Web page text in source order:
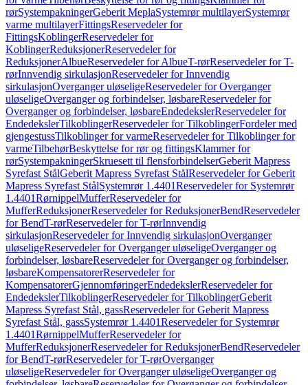
rørSystempakningerGeberit MeplaSystemrør multilayerSystemrør
varme multilayerFittingsReservedeler for
FittingsKoblingerReservedeler for
KoblingerReduksjonerReservedeler for
ReduksjonerAlbueReservedeler for AlbueT-rørReservedeler for T-
rørInnvendig sirkulasjonReservedeler for Innvendig
sirkulasjonOverganger uløseligeReservedeler for Overganger
uløseligeOverganger og forbindelser, løsbareReservedeler for
Overganger og forbindelser, løsbareEndedekslerReservedeler for
EndedekslerTilkoblingerReservedeler for TilkoblingerFordeler med
gjengestussTilkoblinger for varmeReservedeler for Tilkoblinger for
varmeTilbehørBeskyttelse for rør og fittingsKlammer for
rørSystempakningerSkruesett til flensforbindelserGeberit Mapress
Syrefast StålGeberit Mapress Syrefast StålReservedeler for Geberit
Mapress Syrefast StålSystemrør 1.4401Reservedeler for Systemrør
1.4401RørnippelMufferReservedeler for
MufferReduksjonerReservedeler for ReduksjonerBendReservedeler
for BendT-rørReservedeler for T-rørInnvendig
sirkulasjonReservedeler for Innvendig sirkulasjonOverganger
uløseligeReservedeler for Overganger uløseligeOverganger og
forbindelser, løsbareReservedeler for Overganger og forbindelser,
løsbareKompensatorerReservedeler for
KompensatorerGjennomføringerEndedekslerReservedeler for
EndedekslerTilkoblingerReservedeler for TilkoblingerGeberit
Mapress Syrefast Stål, gassReservedeler for Geberit Mapress
Syrefast Stål, gassSystemrør 1.4401Reservedeler for Systemrør
1.4401RørnippelMufferReservedeler for
MufferReduksjonerReservedeler for ReduksjonerBendReservedeler
for BendT-rørReservedeler for T-rørOverganger
uløseligeReservedeler for Overganger uløseligeOverganger og